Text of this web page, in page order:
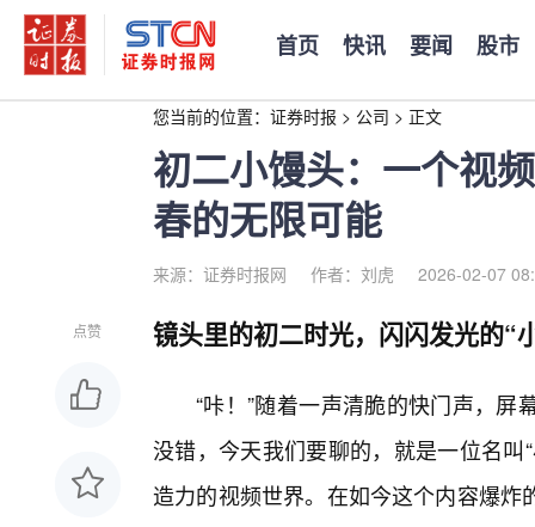
首页 快讯 要闻 股市
您当前的位置： 证券时报 > 公司 > 正文
初二小馒头：一个视
春的无限可能
来源：证券时报网 作者：刘虎 2026-02-07
点赞 镜头里的初二时光，闪闪发光的“
“咔！”随着一声清脆的快门声，
没错，今天我们要聊的，就是一位名
造力的视频世界。在如今这个内容爆